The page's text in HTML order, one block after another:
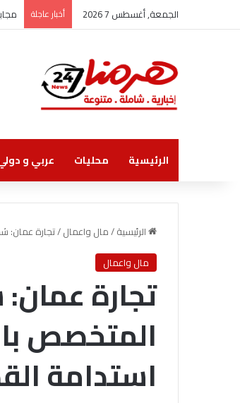
الجمعة, أغسطس 7 2026 أخبار عاجلة
الرئيسية محليات عربي و
الرئيسية/مال واعمال/تجارة عمان:
مال واعمال
تجارة
المتخصص
استدامة